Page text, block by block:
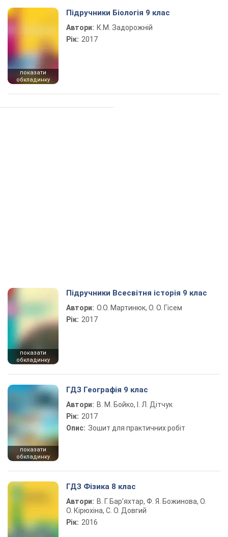
показати
обкладинку
Підручники Біологія 9 клас
Автори: К.М. Задорожній
Рік: 2017
показати
обкладинку
Підручники Всесвітня історія 9 клас
Автори: О.О. Мартинюк, О. О. Гісем
Рік: 2017
показати
обкладинку
ГДЗ Географія 9 клас
Автори: В. М. Бойко, І. Л. Дітчук
Рік: 2017
Опис: Зошит для практичних робіт
ГДЗ Фізика 8 клас
Автори: В. Г. Бар’яхтар, Ф. Я. Божинова, О.
О. Кірюхіна, С. О. Довгий
Рік: 2016